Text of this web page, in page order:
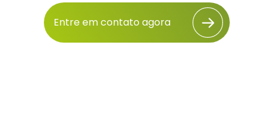
Entre em contato agora